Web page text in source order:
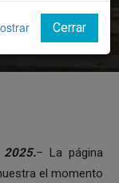
– La página
el momento
Cerrar